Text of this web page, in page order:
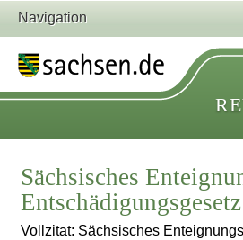
Navigation
Sächsisches
Entschädigungsgesetz
Vollzitat: Sächsisches